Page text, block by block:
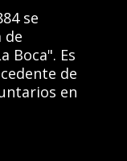
se
de
Boca". Es
de
en